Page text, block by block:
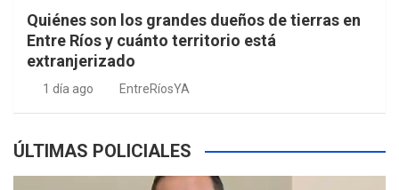
Quiénes son los grandes dueños de tierras en
Entre Ríos y cuánto territorio está
extranjerizado
1 día ago EntreRíosYA
ÚLTIMAS POLICIALES